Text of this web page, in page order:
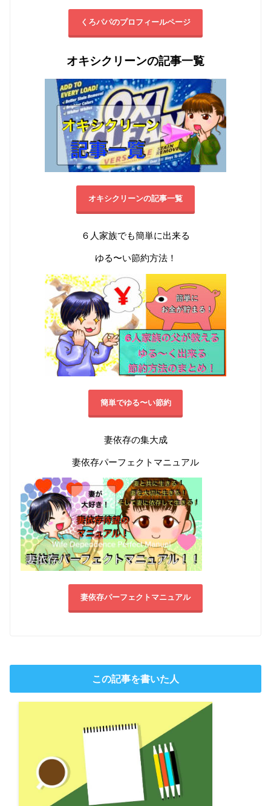
くろパパのプロフィールページ
オキシクリーンの記事一覧
オキシクリーンの記事一覧
６人家族でも簡単に出来る
ゆる〜い節約方法！
簡単でゆる〜い節約
妻依存の集大成
妻依存パーフェクトマニュアル
妻依存パーフェクトマニュアル
この記事を書いた人